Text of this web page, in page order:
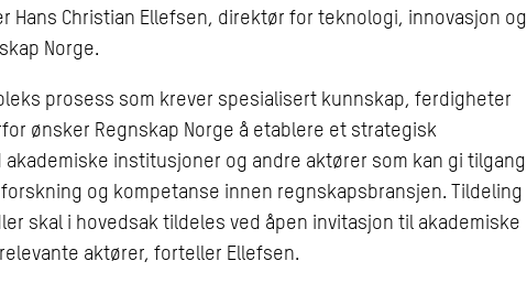
Hans Christian Ellefsen, direktør for teknologi, innovasjon og
Norge.
prosess som krever spesialisert kunnskap, ferdigheter
ønsker Regnskap Norge å etablere et strategisk
akademiske institusjoner og andre aktører som kan gi tilgang
og kompetanse innen regnskapsbransjen. Tildeling
skal i hovedsak tildeles ved åpen invitasjon til akademiske
aktører, forteller Ellefsen.